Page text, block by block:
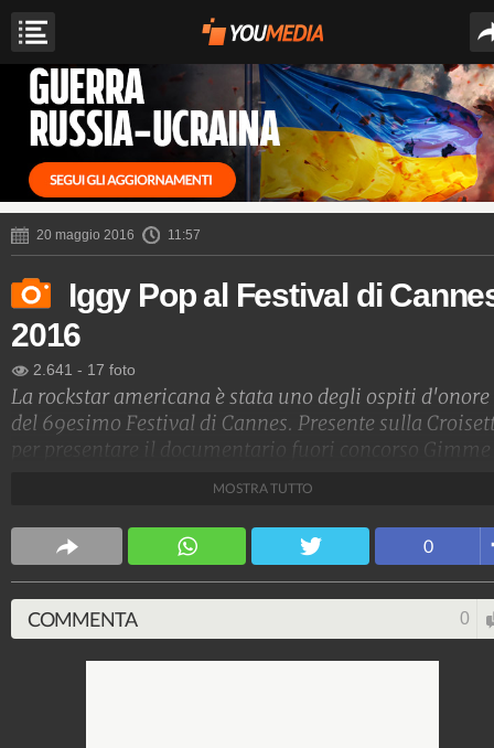
20 maggio 2016 11:57
Iggy Pop al Festival di
2016
2.641 - 17 foto
La rockstar americana è stata uno degli ospiti d'onore
del 69esimo Festival di Cannes. Presente sulla
per presentare il documentario fuori concorso Gimme
di ciabatte ai piedi.
4.053.385.157-9.455 video-76.076 foto
MOSTRA TUTTO
0
COMMENTA 0